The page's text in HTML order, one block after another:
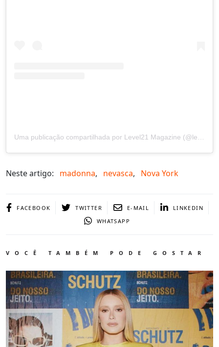
Neste artigo: madonna, nevasca, Nova York
FACEBOOK TWITTER E-MAIL
LINKEDIN
WHATSAPP
VOCÊ TAMBÉM PODE GOSTAR